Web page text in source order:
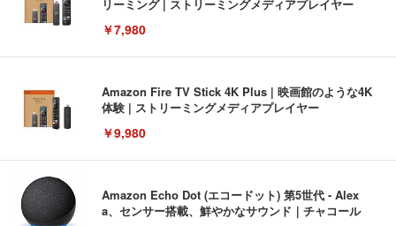
リーミング | ストリーミングメディアプレイヤー
￥7,980
Amazon Fire TV Stick 4K Plus | 映画館のような4K
体験 | ストリーミングメディアプレイヤー
￥9,980
Amazon Echo Dot (エコードット) 第5世代 - Alex
a、センサー搭載、鮮やかなサウンド｜チャコール